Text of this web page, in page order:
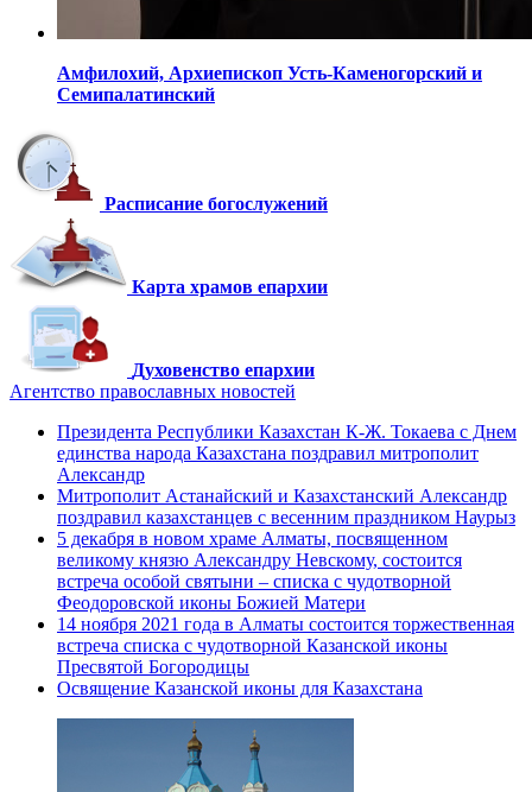
Амфилохий, Архиепископ Усть-Каменогорский и
Семипалатинский
Расписание богослужений
Карта храмов епархии
Духовенство епархии
Агентство православных новостей
Президента Республики Казахстан К-Ж. Токаева с Днем
единства народа Казахстана поздравил митрополит
Александр
Митрополит Астанайский и Казахстанский Александр
поздравил казахстанцев с весенним праздником Наурыз
5 декабря в новом храме Алматы, посвященном
великому князю Александру Невскому, состоится
встреча особой святыни – списка с чудотворной
Феодоровской иконы Божией Матери
14 ноября 2021 года в Алматы состоится торжественная
встреча списка с чудотворной Казанской иконы
Пресвятой Богородицы
Освящение Казанской иконы для Казахстана